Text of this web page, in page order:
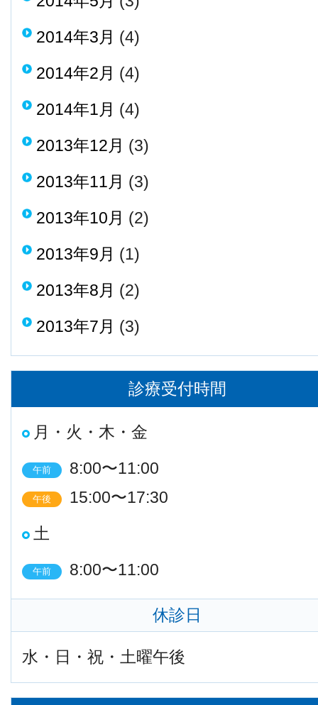
2014年3月 (4)
2014年2月 (4)
2014年1月 (4)
2013年12月 (3)
2013年11月 (3)
2013年10月 (2)
2013年9月 (1)
2013年8月 (2)
2013年7月 (3)
診療受付時間
月・火・木・金
午前 8:00〜11:00
午後
15:00〜17:30
土
午前 8:00〜11:00
休診日
水・日・祝・土曜午後